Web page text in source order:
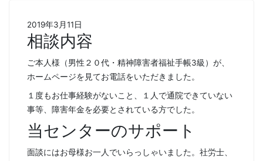
2019年3月11日
相談内容
ご本人様（男性２０代・精神障害者福祉手帳3級）が、
ホームページを見てお電話をいただきました。
１度もお仕事経験がないこと、１人で通院できていない
事等、障害年金を必要とされている方でした。
当センターのサポート
面談にはお母様お一人でいらっしゃいました。社労士、